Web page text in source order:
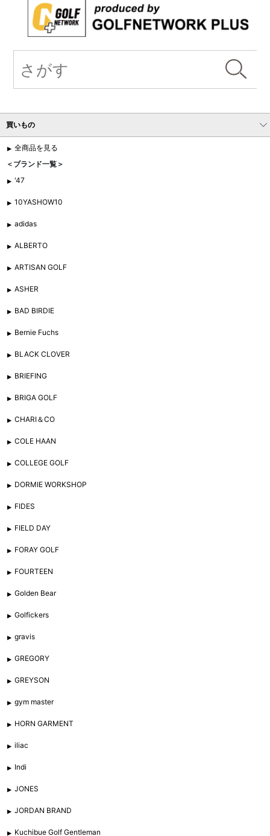
買いもの
全商品を見る
＜ブランド一覧＞
'47
10YASHOW10
adidas
ALBERTO
ARTISAN GOLF
ASHER
BAD BIRDIE
Bernie Fuchs
BLACK CLOVER
BRIEFING
BRIGA GOLF
CHARI＆CO
COLE HAAN
COLLEGE GOLF
DORMIE WORKSHOP
FIDES
FIELD DAY
FORAY GOLF
FOURTEEN
Golden Bear
Golfickers
gravis
GREGORY
GREYSON
gym master
HORN GARMENT
iliac
Indi
JONES
JORDAN BRAND
Kuchibue Golf Gentleman